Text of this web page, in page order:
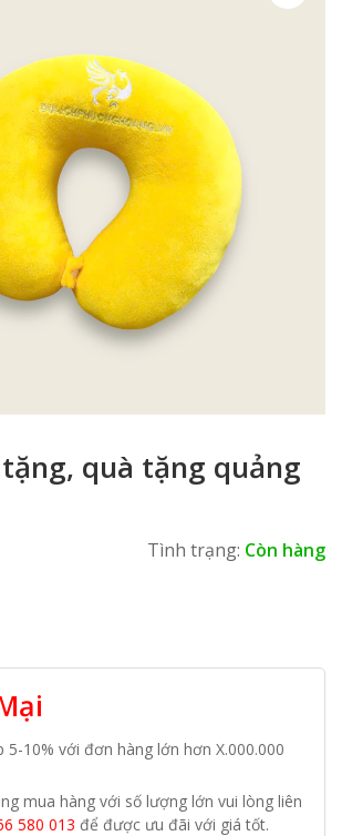
quà tặng quảng
Tình trạng: Còn hàng
5-10% với đơn hàng lớn hơn X.000.000
mua hàng với số lượng lớn vui lòng liên
580 013 để được ưu đãi với giá tốt.